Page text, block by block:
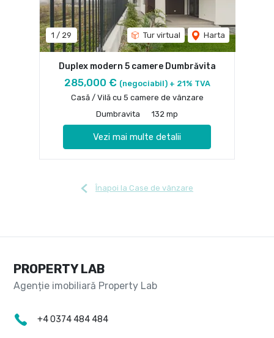
1 / 29 Tur virtual Harta
Duplex modern 5 camere Dumbrăvita
285,000 € (negociabil) + 21% TVA
Casă / Vilă cu 5 camere de vânzare
Dumbravita
132 mp
Vezi mai multe detalii
Înapoi la Case de vânzare
PROPERTY LAB
+4 0374 484 484